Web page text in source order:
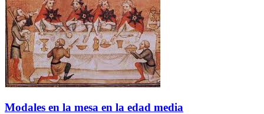
Modales en la mesa en la edad media